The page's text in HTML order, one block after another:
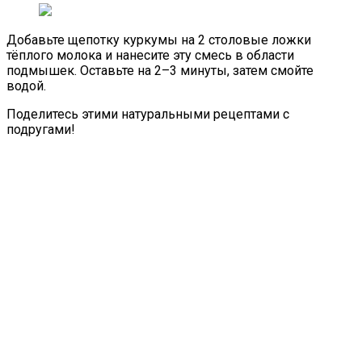
Добавьте щепотку куркумы на 2 столовые ложки
тёплого молока и нанесите эту смесь в области
подмышек. Оставьте на 2–3 минуты, затем смойте
водой.
Поделитесь этими натуральными рецептами с
подругами!